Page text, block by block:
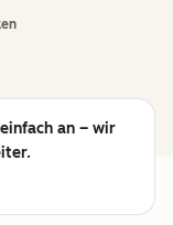
an – wir